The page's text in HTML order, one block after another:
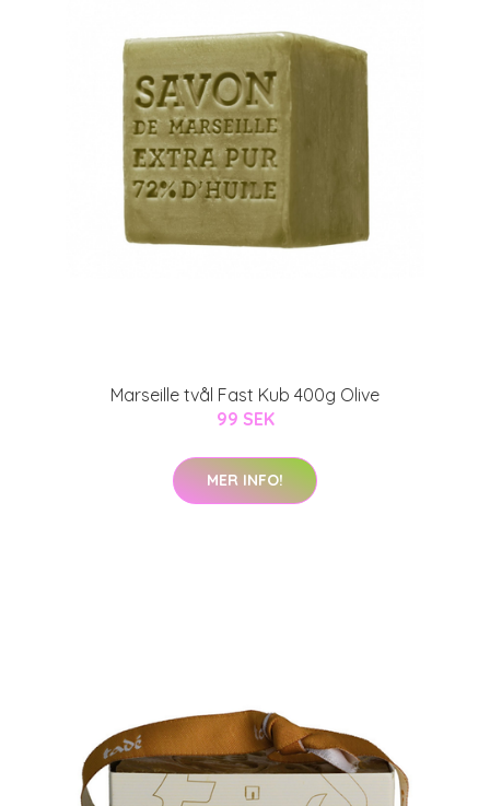
Marseille tvål Fast Kub 400g Olive
99 SEK
MER INFO!